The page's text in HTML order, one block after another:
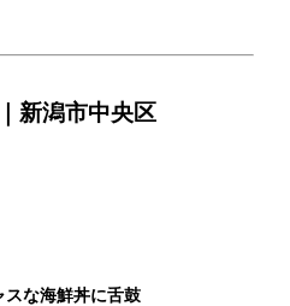
新潟市中央区
スな海鮮丼に舌鼓